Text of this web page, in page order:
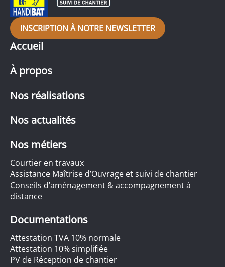
Accueil
À propos
Nos réalisations
Nos actualités
Nos métiers
Courtier en travaux
Assistance Maîtrise d’Ouvrage et suivi de chantier
Conseils d’aménagement & accompagnement à
distance
Documentations
Attestation TVA 10% normale
Attestation 10% simplifiée
PV de Réception de chantier
INSCRIPTION À NOTRE NEWSLETTER